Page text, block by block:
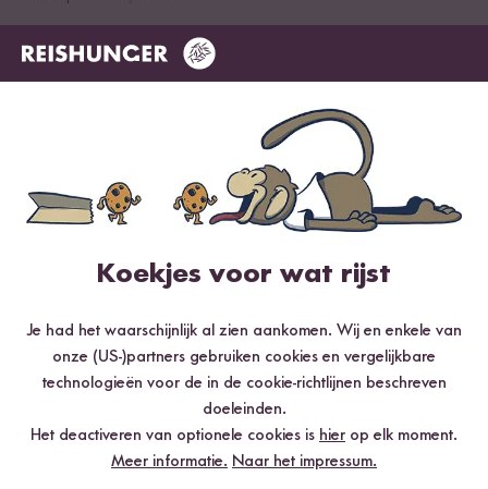
Bereiding in de Kookpot:
Doe de rijst in een kookpot.
Was de rijst om eventuele onzuiverheden te verwijderen, wat
bij een natuurlijk product niet kan worden uitgesloten.
Voeg water toe. Voeg zout naar smaak toe.
Zet de kookpot op de hoogste warmtestand en breng de rijst
Zodra het water kookt, zet je de kookpot op middelhoog
vuur en laat je de rijst met gesloten deksel ongeveer 30-35
minuten sudderen tot het water volledig is opgenomen.
Voeg een klontje boter toe indien gewenst.
Koekjes voor wat rijst
Je had het waarschijnlijk al zien aankomen. Wij en enkele van
onze (US-)partners gebruiken cookies en vergelijkbare
technologieën voor de in de cookie-richtlijnen beschreven
doeleinden.
Het deactiveren van optionele cookies is hier op elk moment.
Meer informatie. Naar het impressum.